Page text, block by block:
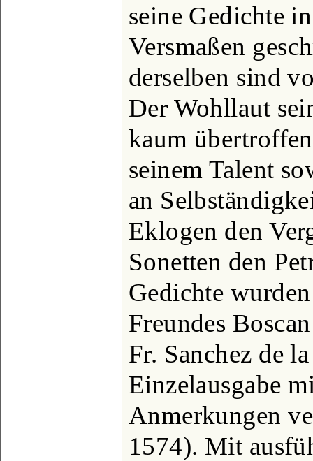
seine Gedichte
Versmaßen
derselben sind
Der Wohllaut
kaum
seinem Talent
an
Eklogen den
Sonetten den
Gedichte
Freundes
Fr. Sanchez de
Einzelausgabe
Anmerkungen
1574). Mit